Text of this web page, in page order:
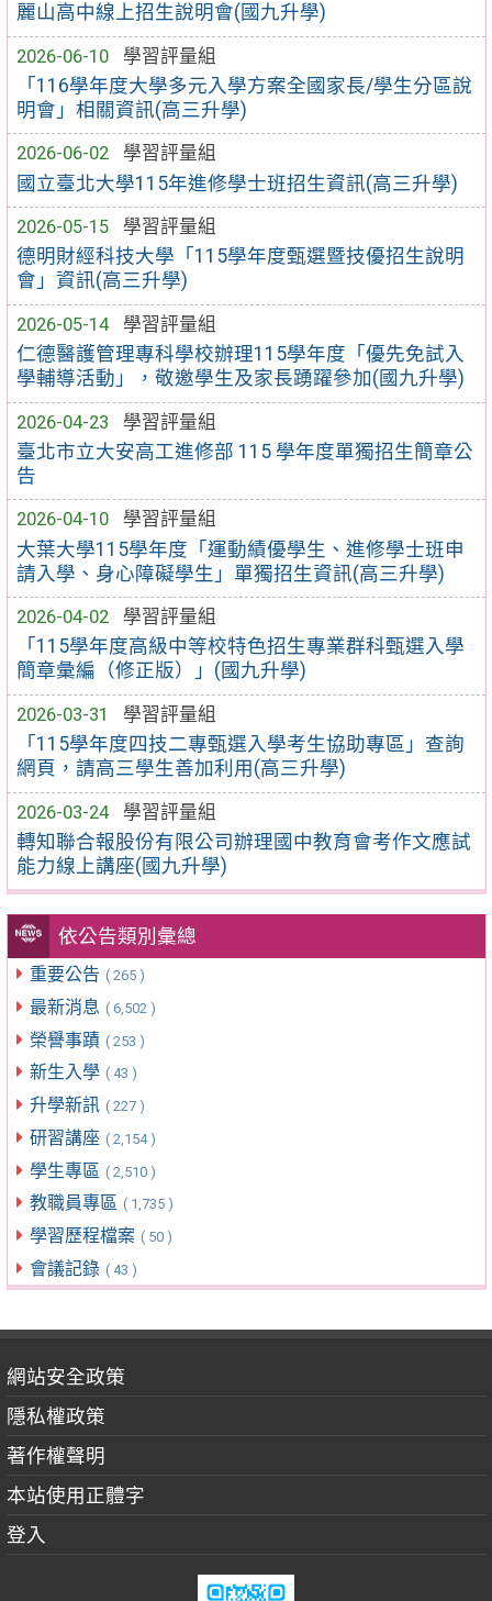
麗山高中線上招生說明會(國九升學)
2026-06-10
學習評量組
「116學年度大學多元入學方案全國家長/學生分區說
明會」相關資訊(高三升學)
2026-06-02
學習評量組
國立臺北大學115年進修學士班招生資訊(高三升學)
2026-05-15
學習評量組
德明財經科技大學「115學年度甄選暨技優招生說明
會」資訊(高三升學)
2026-05-14
學習評量組
仁德醫護管理專科學校辦理115學年度「優先免試入
學輔導活動」，敬邀學生及家長踴躍參加(國九升學)
2026-04-23
學習評量組
臺北市立大安高工進修部 115 學年度單獨招生簡章公
告
2026-04-10
學習評量組
大葉大學115學年度「運動績優學生、進修學士班申
請入學、身心障礙學生」單獨招生資訊(高三升學)
2026-04-02
學習評量組
「115學年度高級中等校特色招生專業群科甄選入學
簡章彙編（修正版）」(國九升學)
2026-03-31
學習評量組
「115學年度四技二專甄選入學考生協助專區」查詢
網頁，請高三學生善加利用(高三升學)
2026-03-24
學習評量組
轉知聯合報股份有限公司辦理國中教育會考作文應試
能力線上講座(國九升學)
依公告類別彙總
重要公告 ( 265 )
最新消息 ( 6,502 )
榮譽事蹟 ( 253 )
新生入學 ( 43 )
升學新訊 ( 227 )
研習講座 ( 2,154 )
學生專區 ( 2,510 )
教職員專區 ( 1,735 )
學習歷程檔案 ( 50 )
會議記錄 ( 43 )
網站安全政策
隱私權政策
著作權聲明
本站使用正體字
登入